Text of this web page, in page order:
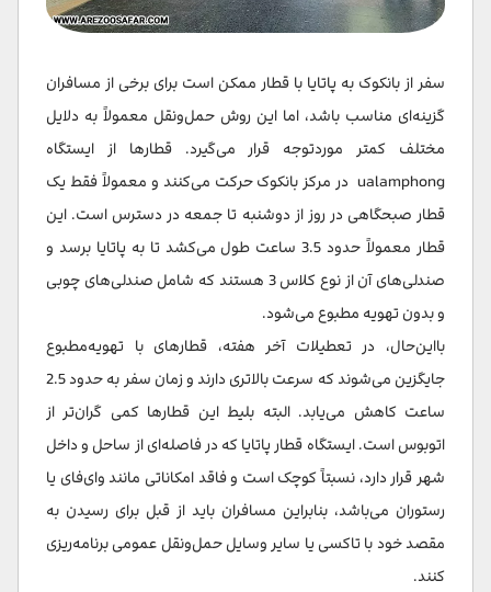
سفر از بانکوک به پاتایا با قطار ممکن است برای برخی از مسافران
گزینه‌ای مناسب باشد، اما این روش حمل‌ونقل معمولاً به دلایل
مختلف کمتر موردتوجه قرار می‌گیرد. قطارها از ایستگاه
ualamphong در مرکز بانکوک حرکت می‌کنند و معمولاً فقط یک
قطار صبحگاهی در روز از دوشنبه تا جمعه در دسترس است. این
قطار معمولاً حدود 3.5 ساعت طول می‌کشد تا به پاتایا برسد و
صندلی‌های آن از نوع کلاس 3 هستند که شامل صندلی‌های چوبی
و بدون تهویه مطبوع می‌شود.
بااین‌حال، در تعطیلات آخر هفته، قطارهای با تهویه‌مطبوع
جایگزین می‌شوند که سرعت بالاتری دارند و زمان سفر به حدود 2.5
ساعت کاهش می‌یابد. البته بلیط این قطارها کمی گران‌تر از
اتوبوس است. ایستگاه قطار پاتایا که در فاصله‌ای از ساحل و داخل
شهر قرار دارد، نسبتاً کوچک است و فاقد امکاناتی مانند وای‌فای یا
رستوران می‌باشد، بنابراین مسافران باید از قبل برای رسیدن به
مقصد خود با تاکسی یا سایر وسایل حمل‌ونقل عمومی برنامه‌ریزی
کنند.